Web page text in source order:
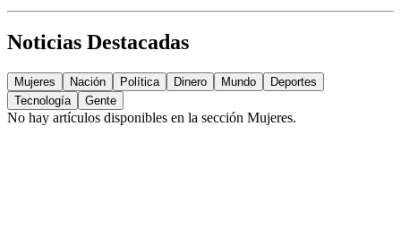
Noticias Destacadas
Mujeres Nación Política Dinero Mundo
Deportes
Tecnología
Gente
No hay artículos disponibles en la sección Mujeres.